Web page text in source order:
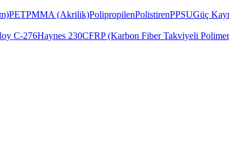
PETPMMA (Akrilik)PolipropilenPolistirenPPSUGüç
C-276Haynes 230CFRP (Karbon Fiber Takviyeli